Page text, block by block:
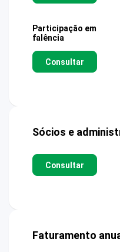
Participação em
falência
Consultar
Sócios e
Consultar
Faturamento